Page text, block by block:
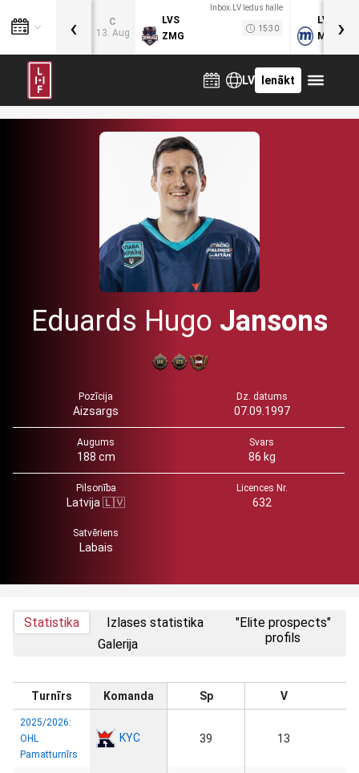
C
13. Aug
Inbox.LV ledus halle
LVS
ZMG
15:30
LVB
MOG
‹ ›
LV Ienākt
Eduards Hugo Jansons
Pozīcija
Aizsargs
Dz. datums
07.09.1997
Augums
188 cm
Svars
86 kg
Pilsonība
Latvija 🇱🇻
Licences Nr.
632
Satvēriens
Labais
Statistika
Izlases statistika
Galerija
"Elite prospects"
profils
Turnīrs Komanda Sp V
2025/2026:
OHL
Pamatturnīrs
KYC 39 13